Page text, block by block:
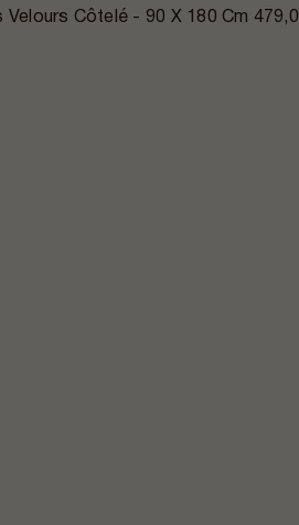
Côtelé - 90 X 180 Cm